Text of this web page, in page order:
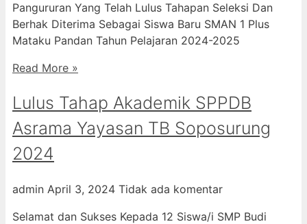
Pangururan Yang Telah Lulus Tahapan Seleksi Dan
Berhak Diterima Sebagai Siswa Baru SMAN 1 Plus
Mataku Pandan Tahun Pelajaran 2024-2025
Read More »
Lulus Tahap Akademik SPPDB
Asrama Yayasan TB Soposurung
2024
admin April 3, 2024 Tidak ada komentar
Selamat dan Sukses Kepada 12 Siswa/i SMP Budi